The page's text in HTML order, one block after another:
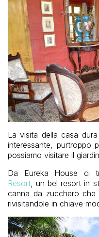
La visita della casa
interessante, purtroppo
possiamo visitare il
Da Eureka House ci
Resort , un bel resort in
canna da zucchero
rivisitandole in chiave